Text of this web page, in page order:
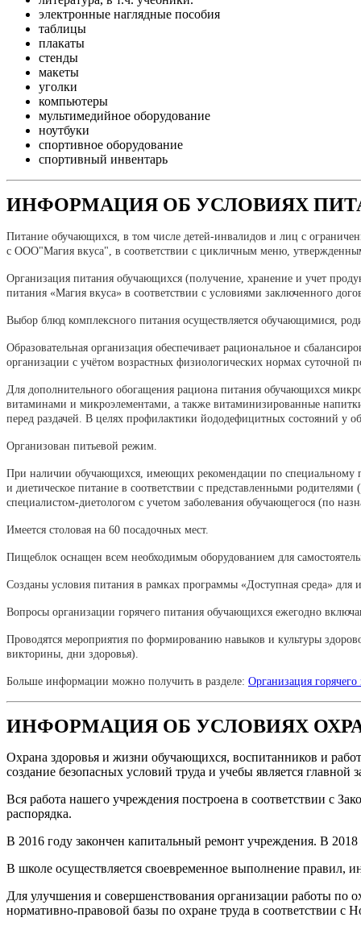
электронные наглядные пособия
таблицы
плакаты
стенды
макеты
уголки
компьютеры
мультимедийное оборудование
ноутбуки
спортивное оборудование
спортивный инвентарь
ИНФОРМАЦИЯ ОБ УСЛОВИЯХ
Питание обучающихся, в том числе детей-инвалидов и лиц с
с ООО"Магия вкуса", в соответствии с цикличным меню,
Организация питания обучающихся (получение, хранение и учет
питания «Магия вкуса» в соответствии с условиями заключенного
Выбор блюд комплексного питания осуществляется обучающимися,
Образовательная организация обеспечивает рациональное и
организации с учётом возрастных физиологических нормах суточной
Для дополнительного обогащения рациона питания обучающихся
витаминами и микроэлементами, а также витаминизированные
перед раздачей. В целях профилактики йододефицитных состояний у
Организован питьевой режим.
При наличии обучающихся, имеющих рекомендации по специальному
и диетическое питание в соответствии с представленными
специалистом-диетологом с учетом заболевания обучающегося (по
Имеется столовая на 60 посадочных мест.
Пищеблок оснащен всем необходимым оборудованием для
Созданы условия питания в рамках программы «Доступная среда»
Вопросы организации горячего питания обучающихся ежегодно
Проводятся мероприятия по формированию навыков и культуры
викторины, дни здоровья).
Больше информации можно получить в разделе: Организация горячего
ИНФОРМАЦИЯ ОБ УСЛОВИЯХ
Охрана здоровья и жизни обучающихся, воспитанников и
создание безопасных условий труда и учебы является главной
Вся работа нашего учреждения построена в соответствии с
распорядка.
В 2016 году закончен капитальный ремонт учреждения. В
В школе осуществляется своевременное выполнение правил,
Для улучшения и совершенствования организации работы по
нормативно-правовой базы по охране труда в соответствии с